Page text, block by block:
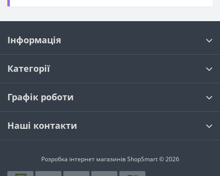
Інформація
Категорії
Графік роботи
Наші контакти
Розробка інтернет магазинівShopSmart © 2026